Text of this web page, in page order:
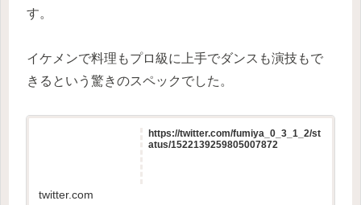
す。
イケメンで料理もプロ級に上手でダンスも演技もで
きるという驚きのスペックでした。
https://twitter.com/fumiya_0_3_1_2/st
atus/1522139259805007872
twitter.com